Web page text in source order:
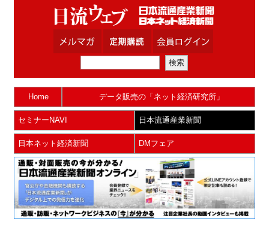
Home データ販売の「ネット経済研究所」
セミナーNAVI 日本流通産業新聞
日本ネット経済新聞 DMフェア